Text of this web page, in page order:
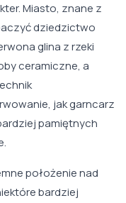
Miasto, znane z
dziedzictwo
glina z rzeki
ceramiczne, a
jak garncarz
pamiętnych
położenie nad
bardziej